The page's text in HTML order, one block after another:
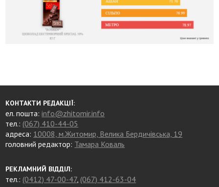
КОНТАКТИ РЕДАКЦІЇ:
ел. пошта:info@zhitomir.info
тел.: (067) 410-44-05
адреса: 10008, м.Житомир, Велика Бердичівська, 19
головний редактор: Тамара Коваль
РЕКЛАМНИЙ ВІДДІЛ:
тел.: (0412) 47-00-47, (067) 412-63-04